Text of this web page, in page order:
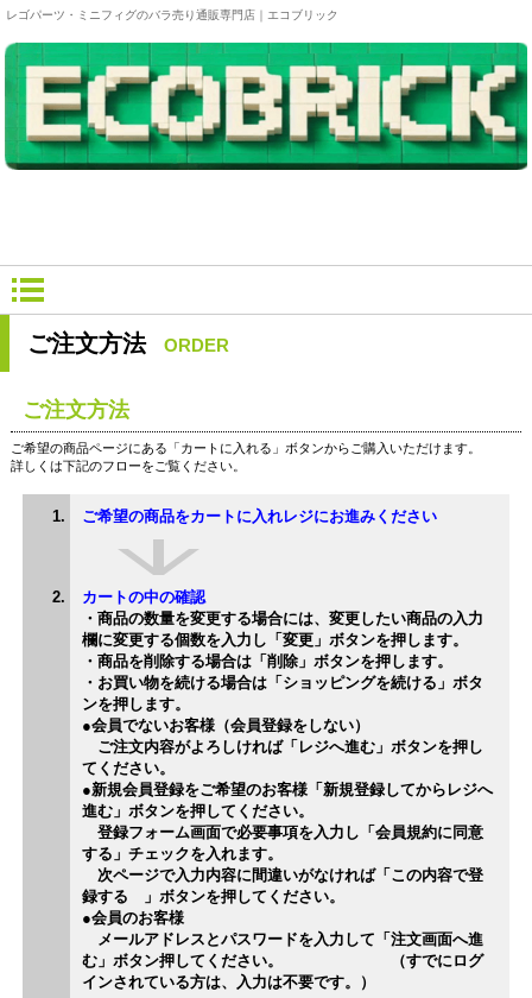
レゴパーツ・ミニフィグのバラ売り通販専門店｜エコブリック
ご注文方法 ORDER
ご注文方法
ご希望の商品ページにある「カートに入れる」ボタンからご購入いただけます。
詳しくは下記のフローをご覧ください。
ご希望の商品をカートに入れレジにお進みください
カートの中の確認
・商品の数量を変更する場合には、変更したい商品の入力
欄に変更する個数を入力し「変更」ボタンを押します。
・商品を削除する場合は「削除」ボタンを押します。
・お買い物を続ける場合は「ショッピングを続ける」ボタ
ンを押します。
●会員でないお客様（会員登録をしない）
ご注文内容がよろしければ「レジへ進む」ボタンを押し
てください。
●新規会員登録をご希望のお客様「新規登録してからレジへ
進む」ボタンを押してください。
登録フォーム画面で必要事項を入力し「会員規約に同意
する」チェックを入れます。
次ページで入力内容に間違いがなければ「この内容で登
録する 」ボタンを押してください。
●会員のお客様
メールアドレスとパスワードを入力して「注文画面へ進
む」ボタン押してください。
（すでにログ
インされている方は、入力は不要です。）